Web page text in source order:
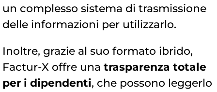
un complesso sistema di trasmissione
delle informazioni per utilizzarlo.
Inoltre, grazie al suo formato ibrido,
Factur-X offre una trasparenza totale
per i dipendenti, che possono leggerlo